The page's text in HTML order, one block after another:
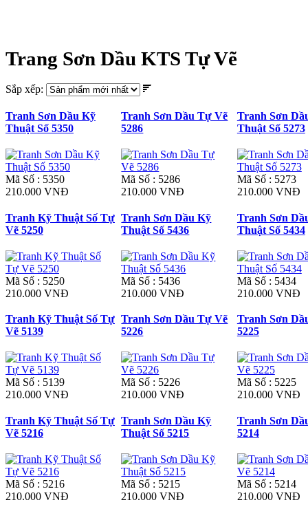
Trang Sơn Dầu KTS Tự Vẽ
Sắp xếp:
Tranh Sơn Dầu Kỹ
Thuật Số 5350
Mã Số : 5350
210.000 VNĐ
Tranh Sơn Dầu Tự Vẽ
5286
Mã Số : 5286
210.000 VNĐ
Tranh Sơn
Thuật Số 5273
Mã Số : 5273
210.000 VNĐ
Tranh Kỹ Thuật Số Tự
Vẽ 5250
Mã Số : 5250
210.000 VNĐ
Tranh Sơn Dầu Kỹ
Thuật Số 5436
Mã Số : 5436
210.000 VNĐ
Tranh Sơn
Thuật Số 5434
Mã Số : 5434
210.000 VNĐ
Tranh Kỹ Thuật Số Tự
Vẽ 5139
Mã Số : 5139
210.000 VNĐ
Tranh Sơn Dầu Tự Vẽ
5226
Mã Số : 5226
210.000 VNĐ
Tranh Sơn
5225
Mã Số : 5225
210.000 VNĐ
Tranh Kỹ Thuật Số Tự
Vẽ 5216
Mã Số : 5216
210.000 VNĐ
Tranh Sơn Dầu Kỹ
Thuật Số 5215
Mã Số : 5215
210.000 VNĐ
Tranh Sơn
5214
Mã Số : 5214
210.000 VNĐ